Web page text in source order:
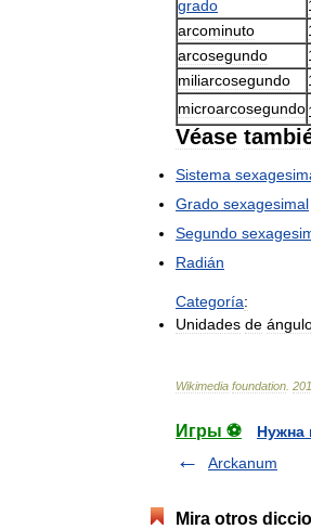
grado
arcominuto
arcosegundo
miliarcosegundo
microarcosegundo
Véase
Sistema
Grado sexagesimal
Segundo
Radián
Categoría:
Unidades de
Wikimedia foundation
Игры ⚽
Нужна
Arckanum
Mira otros